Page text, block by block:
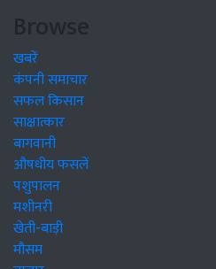
Browse
खबरें
कंपनी समाचार
सफल किसान
साक्षात्कार
बागवानी
औषधीय फसलें
पशुपालन
मशीनरी
खेती-बाड़ी
मौसम